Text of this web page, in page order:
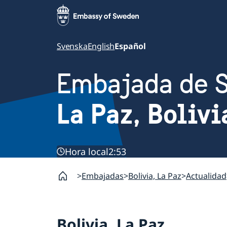
SvenskaEnglishEspañol
Embajada de
La Paz,
Hora local2:53
Embajadas Bolivia, La Paz Actualidad